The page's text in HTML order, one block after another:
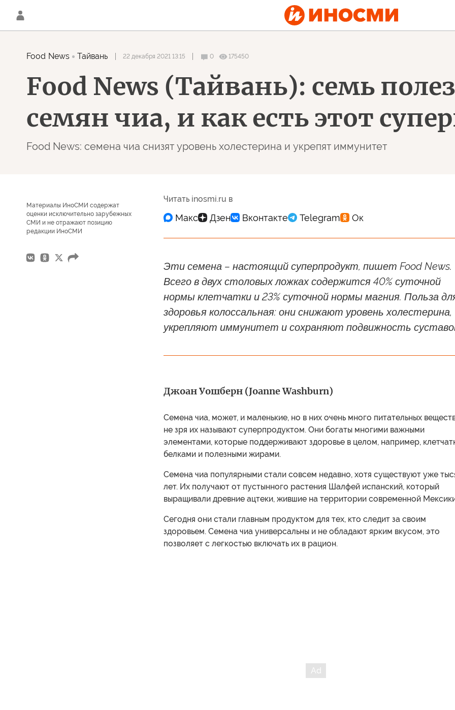
Food News Тайвань 22 декабря 2021 13:15 0 175450
Food News (Тайвань): семь
семян чиа, и как есть этот
Food News: семена чиа снизят уровень холестерина и укрепят иммунитет
Материалы ИноСМИ содержат
оценки исключительно зарубежных
СМИ и не отражают позицию
редакции ИноСМИ
Читать inosmi.ru в
Эти семена – настоящий суперпродукт, пишет Food News.
Всего в двух столовых ложках содержится 40% суточной
нормы клетчатки и 23% суточной нормы магния. Польза
здоровья колоссальная: они снижают уровень холестерина,
укрепляют иммунитет и сохраняют подвижность
Джоан Уошберн (Joanne Washburn)
Семена чиа, может, и маленькие, но в них очень много питательных
не зря их называют суперпродуктом. Они богаты многими важными
элементами, которые поддерживают здоровье в целом, например,
белками и полезными жирами.
Семена чиа популярными стали совсем недавно, хотя существуют уже
лет. Их получают от пустынного растения Шалфей испанский, который
выращивали древние ацтеки, жившие на территории современной
Сегодня они стали главным продуктом для тех, кто следит за своим
здоровьем. Семена чиа универсальны и не обладают ярким вкусом, это
позволяет с легкостью включать их в рацион.